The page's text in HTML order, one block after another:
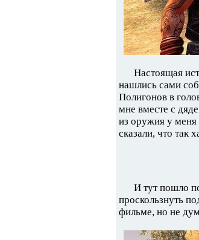
Настоящая
нашлись сами
Полигонов в
мне вместе с
из оружия у меня
сказали, что так
И тут пошло
проскользнуть
фильме, но не